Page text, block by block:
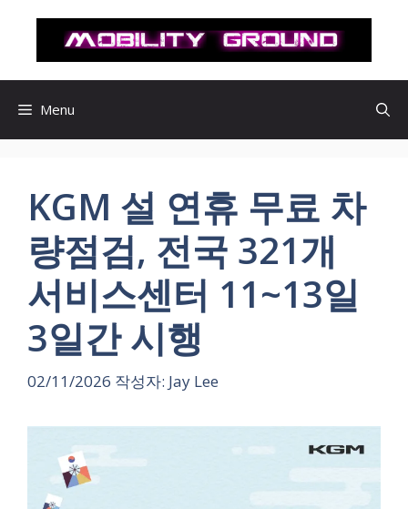
로
Menu
KGM 설 연휴 무료 차
량점검, 전국 321개
서비스센터 11~13일
3일간 시행
02/11/2026 작성자: Jay Lee